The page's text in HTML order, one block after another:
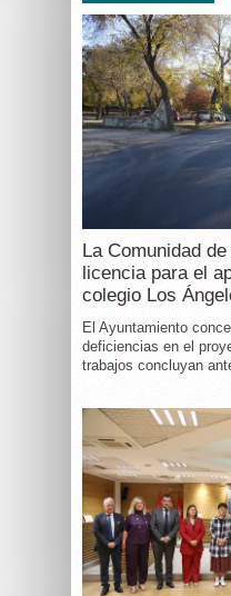
La Comunidad
licencia para el
colegio Los
El Ayuntamiento
deficiencias en el
trabajos concluyan